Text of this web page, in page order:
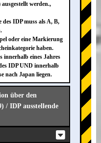
werden.,
IDP muss als A, B,
oder eine Markierung
haben.
innerhalb eines Jahres
IDP UND innerhalb
nach Japan liegen.
über den
/ IDP ausstellende